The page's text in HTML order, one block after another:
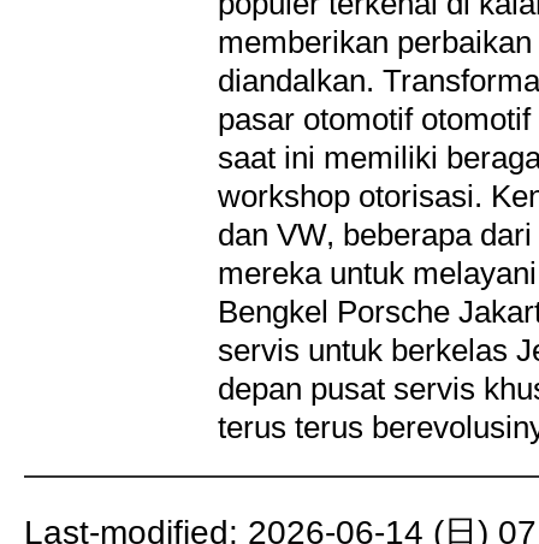
memberikan
diandalkan.
pasar otomotif
saat ini memiliki
workshop otorisasi.
dan VW, beberapa
mereka untuk
Bengkel Porsche
servis untuk berkelas
depan pusat servis
terus terus
Last-modified: 2026-06-14 (日)